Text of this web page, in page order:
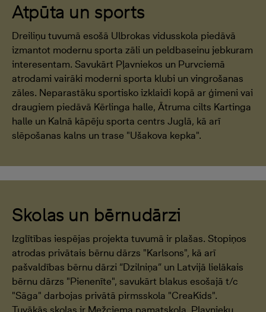
Atpūta un sports
Dreiliņu tuvumā esošā Ulbrokas vidusskola piedāvā
izmantot modernu sporta zāli un peldbaseinu jebkuram
interesentam. Savukārt Pļavniekos un Purvciemā
atrodami vairāki moderni sporta klubi un vingrošanas
zāles. Neparastāku sportisko izklaidi kopā ar ģimeni vai
draugiem piedāvā Kērlinga halle, Ātruma cilts Kartinga
halle un Kalnā kāpēju sporta centrs Juglā, kā arī
slēpošanas kalns un trase "Ušakova kepka".
Skolas un bērnudārzi
Izglītības iespējas projekta tuvumā ir plašas. Stopiņos
atrodas privātais bērnu dārzs "Karlsons", kā arī
pašvaldības bērnu dārzi “Dzilniņa” un Latvijā lielākais
bērnu dārzs "Pienenīte", savukārt blakus esošajā t/c
"Sāga" darbojas privātā pirmsskola "CreaKids".
Tuvākās skolas ir Mežciema pamatskola, Pļavnieku